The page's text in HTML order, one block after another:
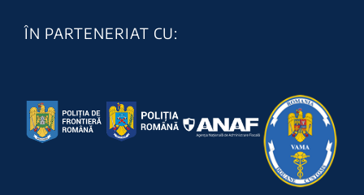
ÎN PARTENERIAT CU: